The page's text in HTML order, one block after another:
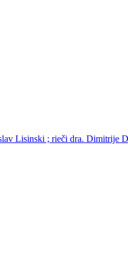
Lisinski ; rieči dra. Dimitrije